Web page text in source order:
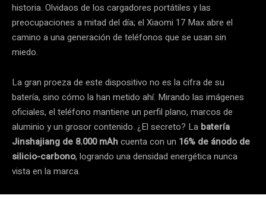
historia. Olvidaos de los cargadores portátiles y las
preocupaciones a mitad del día; el Xiaomi 17 Max abre el
camino a una generación de teléfonos que se usan sin
miedo.
La gran proeza de este dispositivo no es la cifra de su
batería, sino cómo la han metido ahí. Mirando las imágenes
oficiales, el teléfono mantiene un perfil plano, marcos de
aluminio y un grosor contenido. ¿El secreto? La batería
Jinshajiang de 8.000 mAhcuenta con un 16% de ánodo de
silicio-carbono, logrando una densidad energética nunca
vista en la marca.